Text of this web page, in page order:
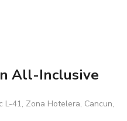
All-Inclusive
L-41, Zona Hotelera, Cancun,